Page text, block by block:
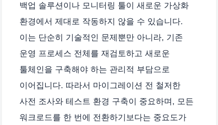
백업 솔루션이나 모니터링 툴이 새로운 가상화
환경에서 제대로 작동하지 않을 수 있습니다.
이는 단순히 기술적인 문제뿐만 아니라, 기존
운영 프로세스 전체를 재검토하고 새로운
툴체인을 구축해야 하는 관리적 부담으로
이어집니다. 따라서 마이그레이션 전 철저한
사전 조사와 테스트 환경 구축이 중요하며, 모든
워크로드를 한 번에 전환하기보다는 중요도가